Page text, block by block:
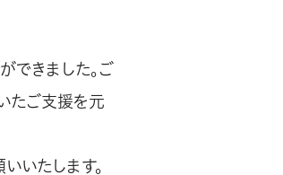
きました。ご
たご支援を元
いたします。